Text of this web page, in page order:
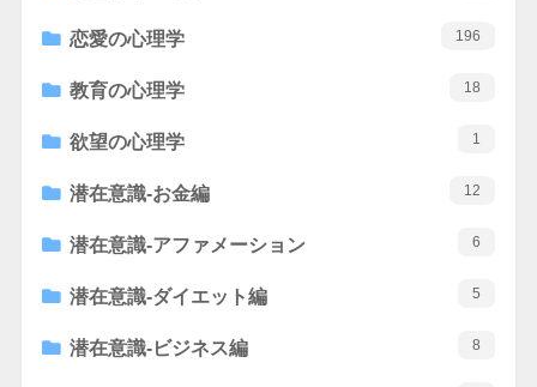
恋愛の心理学 196
教育の心理学 18
欲望の心理学 1
潜在意識-お金編 12
潜在意識-アファメーション 6
潜在意識-ダイエット編 5
潜在意識-ビジネス編 8